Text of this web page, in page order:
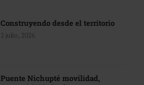
Construyendo desde el territorio
2 julio, 2026
Puente Nichupté movilidad,